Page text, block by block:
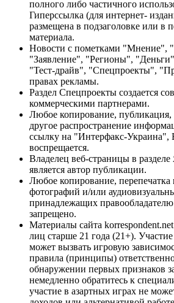
полного либо частичного
Гиперссылка (для интернет-
размещена в подзаголовке или в
материала.
Новости с пометками "Мнение",
"Заявление", "Регионы",
"Тест-драйв", "Спецпроекты",
правах рекламы.
Раздел Спецпроекты создается
коммерческими партнерами.
Любое копирование, публикация,
другое распространение
ссылку на "Интерфакс-Украина",
воспрещается.
Владелец веб-страницы в
является автор публикации.
Любое копирование, перепечатка
фотографий и/или
принадлежащих правообладателю
запрещено.
Материалы сайта
лиц старше 21 года (21+).
может вызвать игровую
правила (принципы)
обнаружении первых признаков
немедленно обратитесь к
участие в азартных играх не